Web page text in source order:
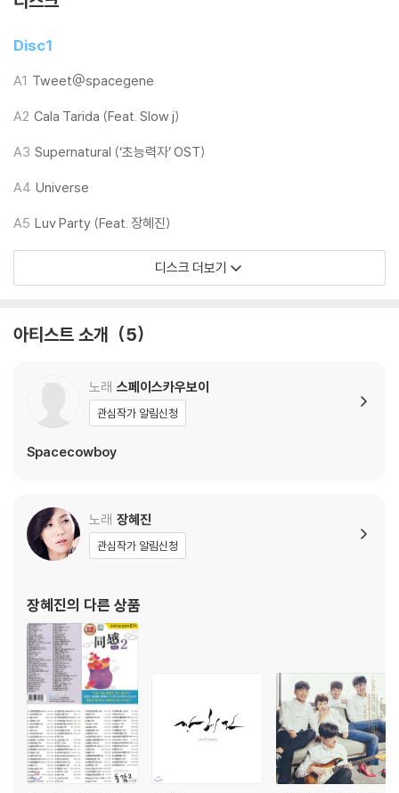
다. 턴테이블 톤암 혹은 무게 조절 기능이 없는 올인원 일체형 일부 보급형
은 디스크 불량이 아닌 톤암 무게가 가벼워 발생하는 현상이 대부분 입니
다. 재확인 후 튐현상이 없을 경우 반품, 교환이 어려우니 다른 환경의 턴테
이블에서도 재확인 부탁드리겠습니다.
LP 구매시 참고 사항 안내드립니다.
※ 재킷/구성품/포장 상태
1) 제작/배송 과정에 따라 경미한 재킷 주름, 모서리 눌림, 갈라짐이 발생
외관상 불량 확인되는 상품을 개봉 시엔 반품/교환 처리 불가합니다.
닐은 품질보증대상이 아닙니다.
3) 일본 제작 LP는 대부분 겉비닐이 밀봉되어 있지 않습니다.
4) 디지털 다운로드 코드는 본사에서 공지 없이 증정 종료될 수 있습니다.
※ 재생 불량
모델) 다이내믹 사운드의 편차가 큰 트랙을 재생할 때 이상 현상이 발생할
수 있습니다.
기기 문제로 인해 발생하는 재생 불량 현상에 대해서는 반품/교환이 불가
다. 전용 제품으로 이를 제거하면 대부분 해결됩니다.
3) 바늘에 먼지가 쌓이는 경우에도 재생이 원활하지 않을 수 있습니다.
※ 디스크 외관 불량
1) 열을 가하여 제작하는 바이닐 공정 특성상 디스크 표면이 미세하게 울
렁거리거나 휘어지는 경우가 있습니다.
재생이 불안정한 경우 스태빌라이저를 사용하시면 좀 더 안정적인 재생이
가능합니다.
2) 재생 음역의 왜곡을 최소화 하고 반복 재생시에도 최대한 일관되게 유
Disc1
A1 Tweet@spacegene
A2 Cala Tarida (Feat. Slow j)
A3 Supernatural (‘초능력자’ OST)
A4 Universe
A5 Luv Party (Feat. 장혜진)
디스크 더보기
아티스트 소개 5
노래 스페이스카우보이
관심작가 알림신청
Spacecowboy
노래 장혜진
관심작가 알림신청
장혜진의 다른 상품